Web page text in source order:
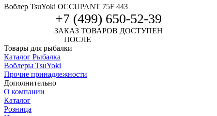
Воблер TsuYoki OCCUPANT 75F 443
+7 (499) 650-52-39
ЗАКАЗ ТОВАРОВ ДОСТУПЕН
ПОСЛЕ
Товары для рыбалки
Каталог Рыбалка
Воблеры TsuYoki
Прочие принадлежности
Дополнительно
О компании
Каталог
Розница